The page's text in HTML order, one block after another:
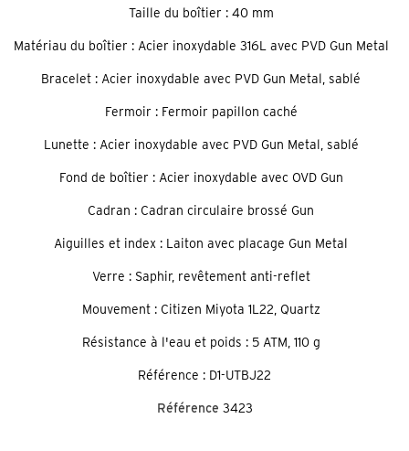
Taille du boîtier : 40 mm
Matériau du boîtier : Acier inoxydable 316L avec PVD Gun Metal
Bracelet : Acier inoxydable avec PVD Gun Metal, sablé
Fermoir : Fermoir papillon caché
Lunette : Acier inoxydable avec PVD Gun Metal, sablé
Fond de boîtier : Acier inoxydable avec OVD Gun
Cadran : Cadran circulaire brossé Gun
Aiguilles et index : Laiton avec placage Gun Metal
Verre : Saphir, revêtement anti-reflet
Mouvement : Citizen Miyota 1L22, Quartz
Résistance à l'eau et poids : 5 ATM, 110 g
Référence : D1-UTBJ22
Référence 3423